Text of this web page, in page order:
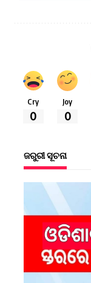
Cry
0
Joy
0
ଜରୁରୀ ସୂଚନା